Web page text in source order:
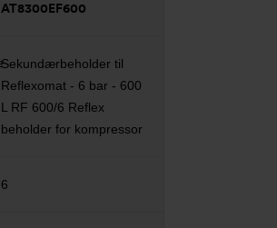
AT8300EF600
Sekundærbeholder til
Reflexomat - 6 bar - 600
L RF 600/6 Reflex
beholder for kompressor
6